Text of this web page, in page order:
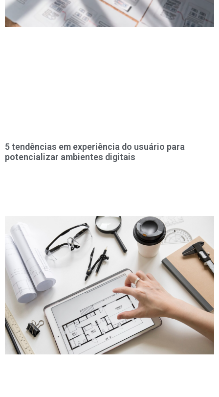
5 tendências em experiência do usuário para
potencializar ambientes digitais